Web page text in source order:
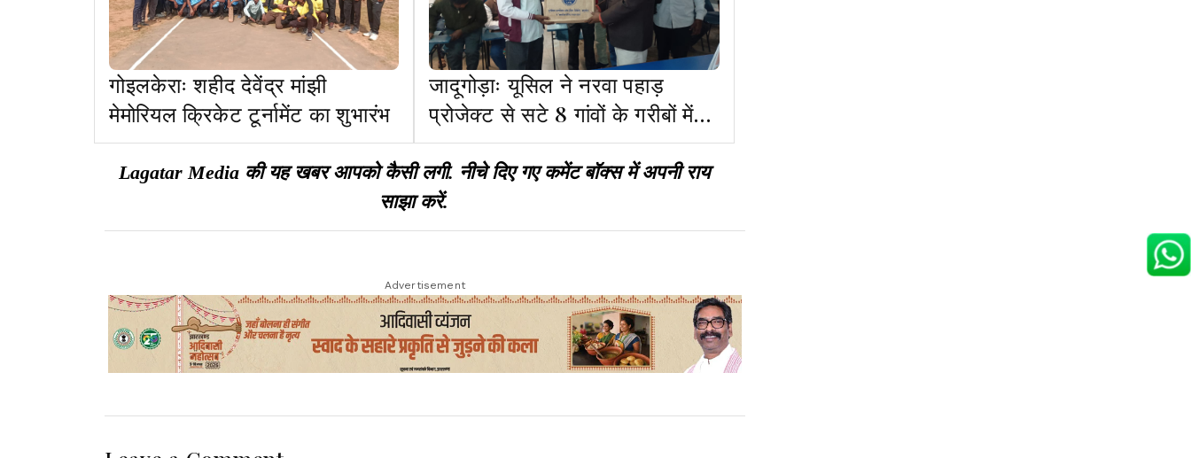
गोइलकेराः शहीद देवेंद्र मांझी
मेमोरियल क्रिकेट टूर्नामेंट का शुभारंभ
जादूगोड़ाः यूसिल ने नरवा पहाड़
प्रोजेक्ट से सटे 8 गांवों के गरीबों में
बांटे 800 कंबल
Lagatar Media की यह खबर आपको कैसी लगी. नीचे दिए गए कमेंट बॉक्स में अपनी राय
साझा करें.
Advertisement